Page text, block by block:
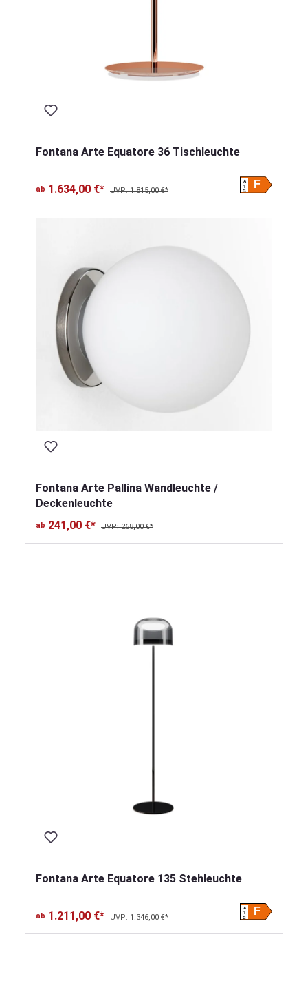
Fontana Arte Equatore 36 Tischleuchte
ab 1.634,00 €* UVP: 1.815,00 €*
F
A
G
Fontana Arte Pallina Wandleuchte /
Deckenleuchte
ab 241,00 €* UVP: 268,00 €*
Fontana Arte Equatore 135 Stehleuchte
ab 1.211,00 €* UVP: 1.346,00 €*
F
A
G